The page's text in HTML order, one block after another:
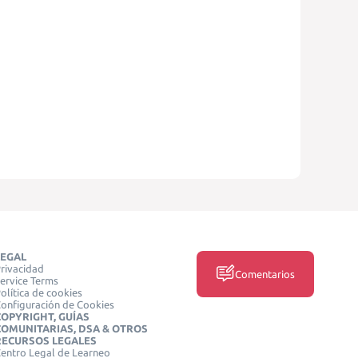
Terms
de cookies
de Cookies
GUÍAS
DSA & OTROS
LEGALES
Legal de Learneo
Comentarios